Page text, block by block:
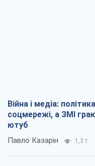
Війна і медіа:
соцмережі, а ЗМІ
ютуб
Павло Казарін 1,3 т.